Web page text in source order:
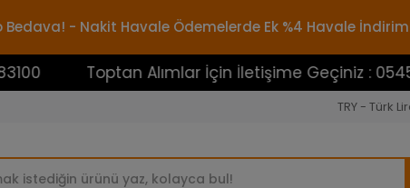
Bedava! - Nakit Havale Ödemelerde Ek %4 Havale
Toptan Alımlar İçin İletişime Geçiniz :
TRY - Türk